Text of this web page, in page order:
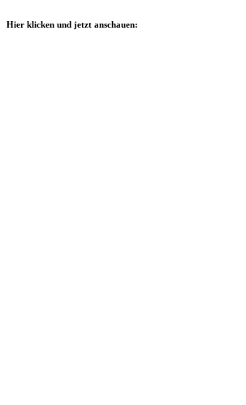
Hier klicken und jetzt anschauen: